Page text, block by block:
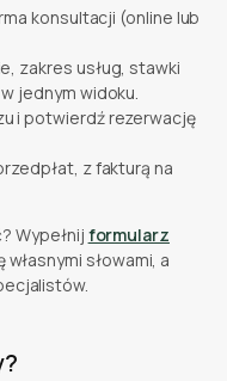
konsultacji (online lub
zakres usług, stawki
jednym widoku.
i potwierdź rezerwację
z fakturą na
Wypełnij formularz
słowami, a